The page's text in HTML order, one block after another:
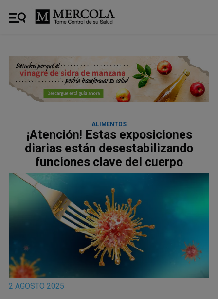
ALIMENTOS
¡Atención! Estas exposiciones
diarias están desestabilizando
funciones clave del cuerpo
2 AGOSTO 2025